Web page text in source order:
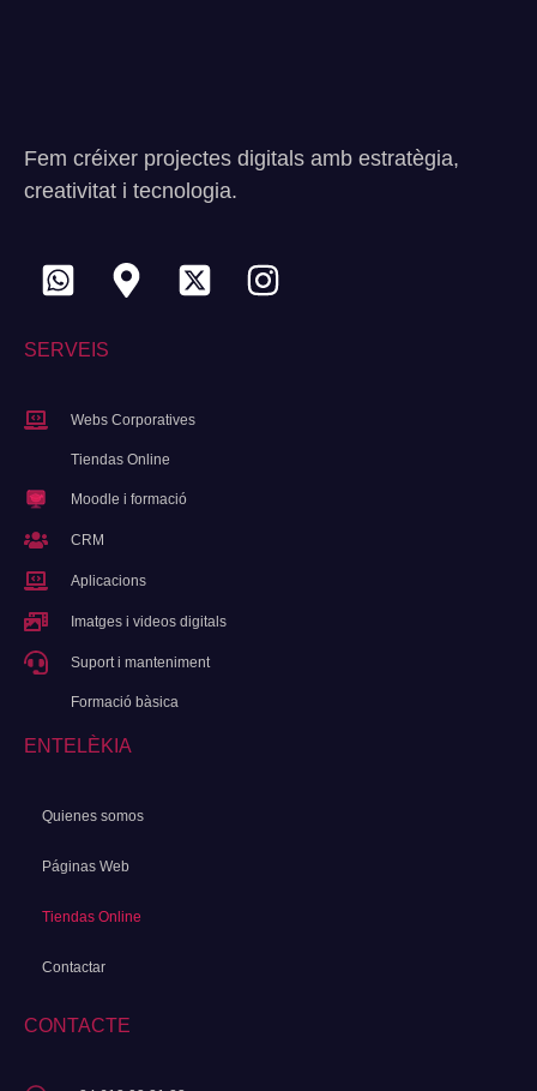
Fem créixer projectes digitals amb estratègia,
creativitat i tecnologia.
SERVEIS
Webs Corporatives
Tiendas Online
Moodle i formació
CRM
Aplicacions
Imatges i videos digitals
Suport i manteniment
Formació bàsica
ENTELÈKIA
Quienes somos
Páginas Web
Tiendas Online
Contactar
CONTACTE